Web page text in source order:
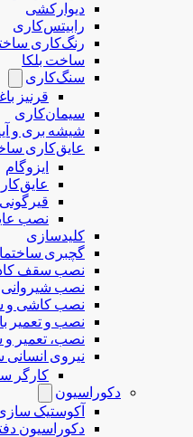
دیوارکشی
رابیتس‌کاری
رنگ‌کاری
ساخت بلکا
سنگ‌کاری
قرنیز
سیمان‌کاری
شیشه بری و
عایق‌کاری
ایزوگام
قیرگونی
نصب
کلیدسازی
گچبری
نصب سقف
نصب شیروانی
نصب کاشی و
نصب و تعمیر
نصب، تعمیر
نیروی انسانی
کارگر
دکوراسیون
آکوستیک
دکوراسیون